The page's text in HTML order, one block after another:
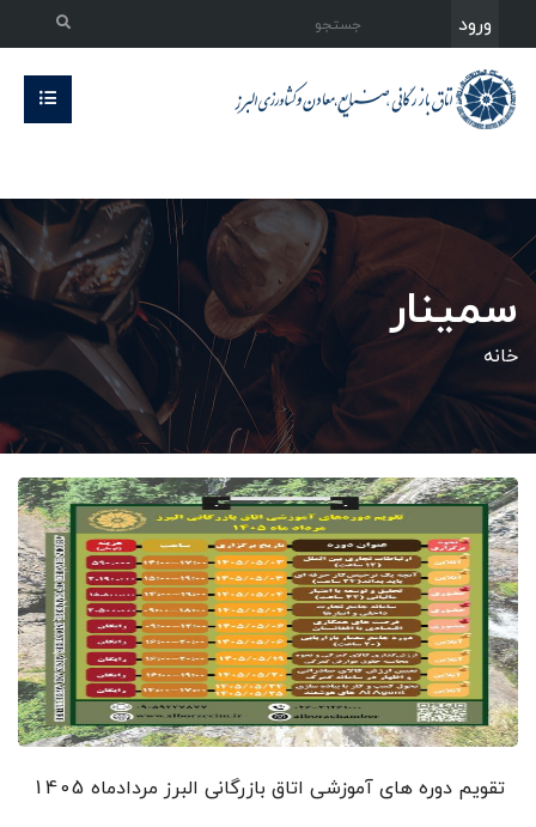
ورود
سمینار
خانه
تقویم دوره های آموزشی اتاق بازرگانی البرز مردادماه 1405